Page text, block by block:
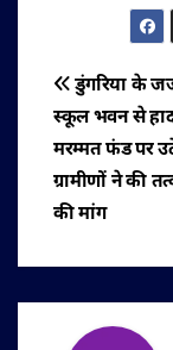
पोस्ट
नेविगेशन
डुंगरिया के
स्कूल भवन से
मरम्मत फंड पर
ग्रामीणों ने की
की मांग